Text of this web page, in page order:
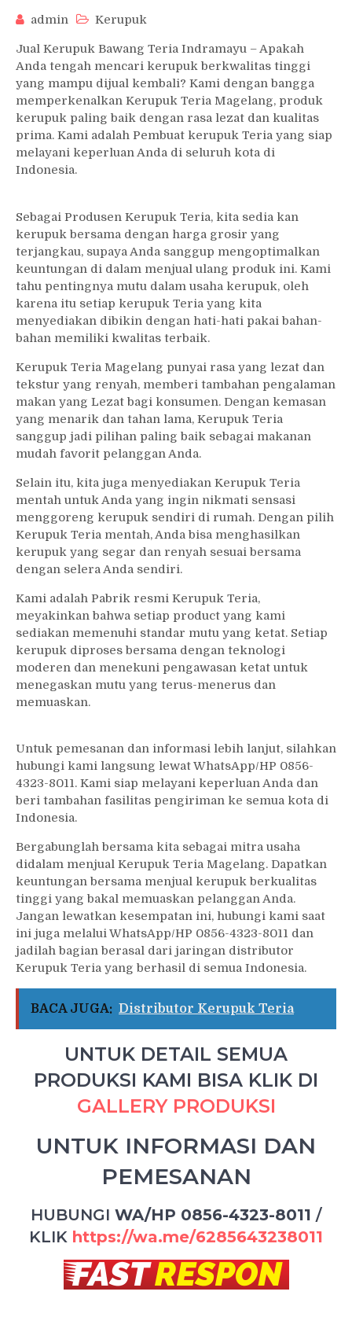
admin Kerupuk
Jual Kerupuk Bawang Teria Indramayu – Apakah
Anda tengah mencari kerupuk berkwalitas tinggi
yang mampu dijual kembali? Kami dengan bangga
memperkenalkan Kerupuk Teria Magelang, produk
kerupuk paling baik dengan rasa lezat dan kualitas
prima. Kami adalah Pembuat kerupuk Teria yang siap
melayani keperluan Anda di seluruh kota di
Indonesia.
Sebagai Produsen Kerupuk Teria, kita sedia kan
kerupuk bersama dengan harga grosir yang
terjangkau, supaya Anda sanggup mengoptimalkan
keuntungan di dalam menjual ulang produk ini. Kami
tahu pentingnya mutu dalam usaha kerupuk, oleh
karena itu setiap kerupuk Teria yang kita
menyediakan dibikin dengan hati-hati pakai bahan-
bahan memiliki kwalitas terbaik.
Kerupuk Teria Magelang punyai rasa yang lezat dan
tekstur yang renyah, memberi tambahan pengalaman
makan yang Lezat bagi konsumen. Dengan kemasan
yang menarik dan tahan lama, Kerupuk Teria
sanggup jadi pilihan paling baik sebagai makanan
mudah favorit pelanggan Anda.
Selain itu, kita juga menyediakan Kerupuk Teria
mentah untuk Anda yang ingin nikmati sensasi
menggoreng kerupuk sendiri di rumah. Dengan pilih
Kerupuk Teria mentah, Anda bisa menghasilkan
kerupuk yang segar dan renyah sesuai bersama
dengan selera Anda sendiri.
Kami adalah Pabrik resmi Kerupuk Teria,
meyakinkan bahwa setiap product yang kami
sediakan memenuhi standar mutu yang ketat. Setiap
kerupuk diproses bersama dengan teknologi
moderen dan menekuni pengawasan ketat untuk
menegaskan mutu yang terus-menerus dan
memuaskan.
Untuk pemesanan dan informasi lebih lanjut, silahkan
hubungi kami langsung lewat WhatsApp/HP 0856-
4323-8011. Kami siap melayani keperluan Anda dan
beri tambahan fasilitas pengiriman ke semua kota di
Indonesia.
Bergabunglah bersama kita sebagai mitra usaha
didalam menjual Kerupuk Teria Magelang. Dapatkan
keuntungan bersama menjual kerupuk berkualitas
tinggi yang bakal memuaskan pelanggan Anda.
Jangan lewatkan kesempatan ini, hubungi kami saat
ini juga melalui WhatsApp/HP 0856-4323-8011 dan
jadilah bagian berasal dari jaringan distributor
Kerupuk Teria yang berhasil di semua Indonesia.
BACA JUGA: Distributor Kerupuk Teria
UNTUK DETAIL SEMUA
PRODUKSI KAMI BISA KLIK DI
GALLERY PRODUKSI
UNTUK INFORMASI DAN
PEMESANAN
HUBUNGI WA/HP 0856-4323-8011 /
KLIK https://wa.me/6285643238011